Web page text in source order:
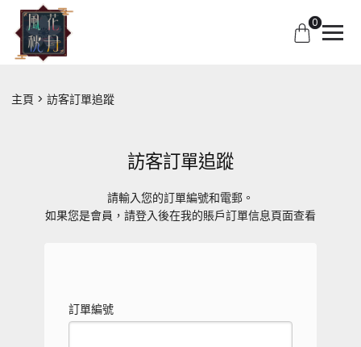
0
主頁 訪客訂單追蹤
訪客訂單追蹤
請輸入您的訂單編號和電郵。
如果您是會員，請登入後在我的賬戶訂單信息頁面查看
訂單編號